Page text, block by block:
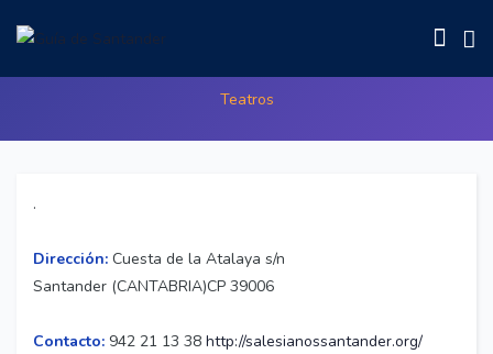
Auditorium Salesianos Santander
Teatros
.
Dirección: Cuesta de la Atalaya s/n
Santander (CANTABRIA)CP 39006
Contacto: 942 21 13 38 http://salesianossantander.org/